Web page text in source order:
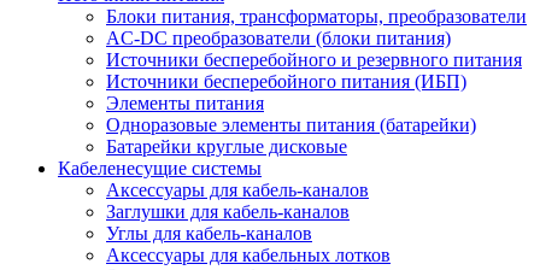
Блоки питания, трансформаторы, преобразователи
AC-DC преобразователи (блоки питания)
Источники бесперебойного и резервного питания
Источники бесперебойного питания (ИБП)
Элементы питания
Одноразовые элементы питания (батарейки)
Батарейки круглые дисковые
Кабеленесущие системы
Аксессуары для кабель-каналов
Заглушки для кабель-каналов
Углы для кабель-каналов
Аксессуары для кабельных лотков